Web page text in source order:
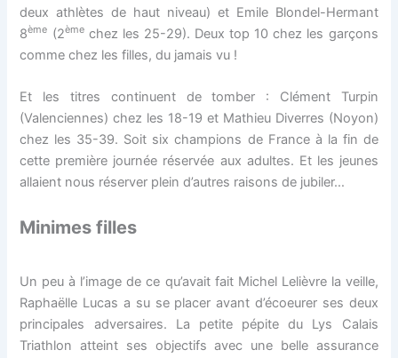
deux athlètes de haut niveau) et Emile Blondel-Hermant
8ème (2èmechez les 25-29). Deux top 10 chez les garçons
comme chez les filles, du jamais vu !
Et les titres continuent de tomber : Clément Turpin
(Valenciennes) chez les 18-19 et Mathieu Diverres (Noyon)
chez les 35-39. Soit six champions de France à la fin de
cette première journée réservée aux adultes. Et les jeunes
allaient nous réserver plein d’autres raisons de jubiler…
Minimes filles
Un peu à l’image de ce qu’avait fait Michel Lelièvre la veille,
Raphaëlle Lucas a su se placer avant d’écoeurer ses deux
principales adversaires. La petite pépite du Lys Calais
Triathlon atteint ses objectifs avec une belle assurance